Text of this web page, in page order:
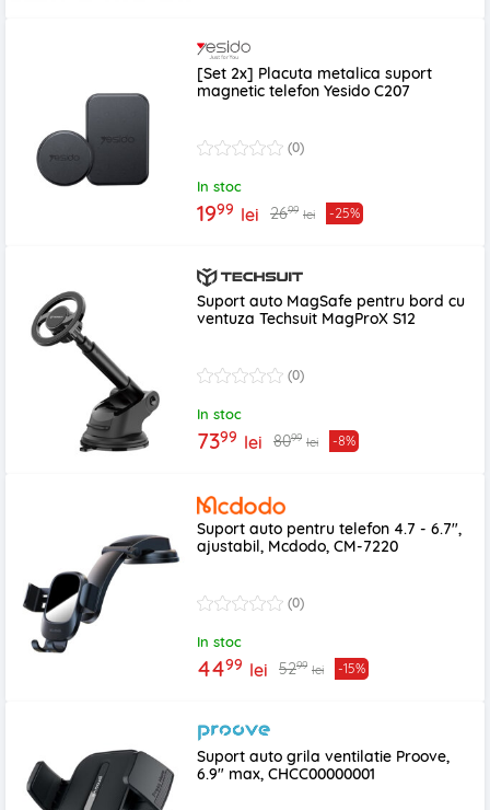
[Set 2x] Placuta metalica suport
magnetic telefon Yesido C207
(0)
In stoc
1999 lei 2699 lei -25%
Suport auto MagSafe pentru bord cu
ventuza Techsuit MagProX S12
(0)
In stoc
7399 lei 8099 lei -8%
Suport auto pentru telefon 4.7 - 6.7",
ajustabil, Mcdodo, CM-7220
(0)
In stoc
4499 lei 5299 lei -15%
Suport auto grila ventilatie Proove,
6.9" max, CHCC00000001